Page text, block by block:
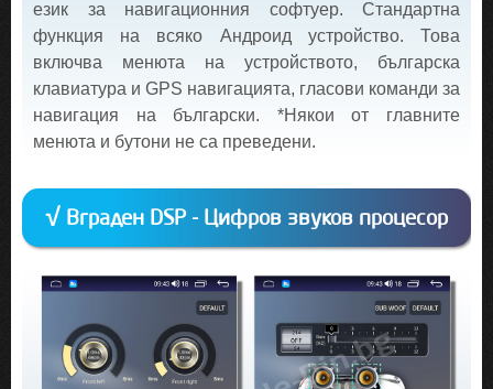
език за навигационния софтуер. Стандартна
функция на всяко Андроид устройство. Това
включва менюта на устройството, българска
клавиатура и GPS навигацията, гласови команди за
навигация на български. *Някои от главните
менюта и бутони не са преведени.
√ Вграден DSP - Цифров звуков процесор